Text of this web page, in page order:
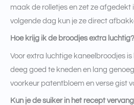
maak de rolletjes en zet ze afgedekt
volgende dag kun je ze direct
Hoe krijg ik de broodjes extra luchtig?
Voor extra luchtige kaneelbroodjes
deeg goed te kneden en lang
voorkeur patentbloem en verse gist
Kun je de suiker in het recept